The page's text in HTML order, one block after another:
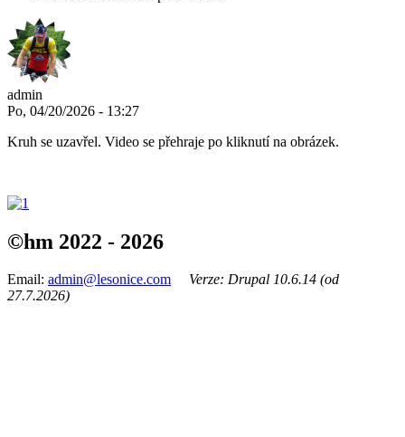
admin
Po, 04/20/2026 - 13:27
Kruh se uzavřel. Video se přehraje po kliknutí na obrázek.
©hm 2022 - 2026
Email: admin@lesonice.com
Verze: Drupal 10.6.14 (od
27.7.2026)